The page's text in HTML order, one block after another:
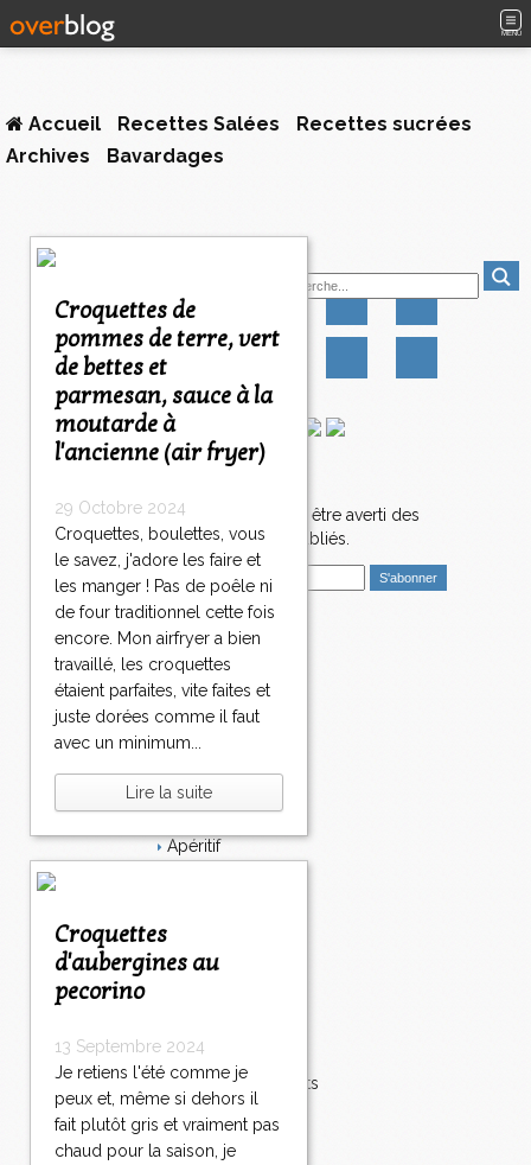
MENU
Accueil Recettes Salées
Recettes sucrées
Archives
Bavardages
Croquettes de
pommes de terre, vert
de bettes et
parmesan, sauce à la
moutarde à
l'ancienne (air fryer)
29 Octobre 2024
Croquettes, boulettes, vous
le savez, j'adore les faire et
les manger ! Pas de poêle ni
de four traditionnel cette fois
encore. Mon airfryer a bien
travaillé, les croquettes
étaient parfaites, vite faites et
juste dorées comme il faut
avec un minimum...
Lire la suite
Croquettes
d'aubergines au
pecorino
13 Septembre 2024
Je retiens l'été comme je
peux et, même si dehors il
fait plutôt gris et vraiment pas
chaud pour la saison, je
Abonnez-vous pour être averti des
nouveaux articles publiés.
m
a
l
Catégories
Salé
Dessert
Plat
Bavardages
Entrée
Sucré
Apéritif
Tarte
Épices
Poisson
Accompagnements
Champignons
Chocolat
Pâtes